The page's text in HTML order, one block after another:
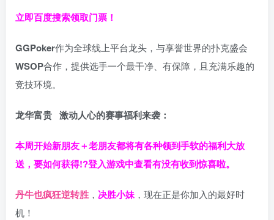
立即百度搜索领取门票！
GGPoker作为全球线上平台龙头，与享誉世界的扑克盛会
WSOP合作，提供选手一个最干净、有保障，且充满乐趣的
竞技环境。
龙华富贵 激动人心的赛事福利来袭：
本周开始新朋友＋老朋友都将有各种领到手软的福利大放
送，要如何获得!?登入游戏中查看有没有收到惊喜啦。
丹牛也疯狂逆转胜 ， 决胜小妹 ，现在正是你加入的最好时
机！